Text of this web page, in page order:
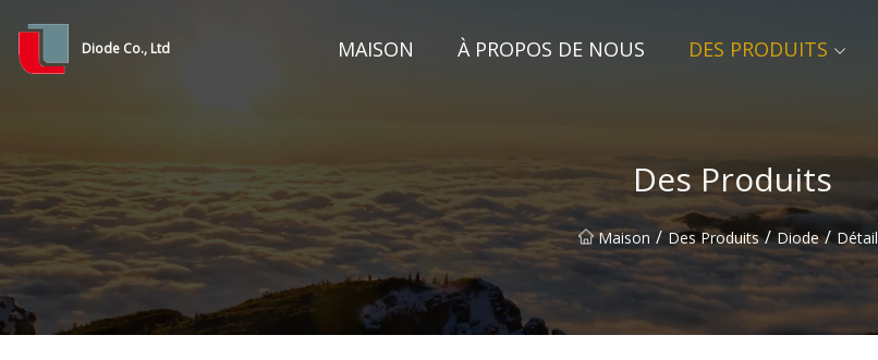
Diode Co., Ltd MAISON À PROPOS DE NOUS DES PRODUITS
Des Produits
Maison / Des Produits / Diode /